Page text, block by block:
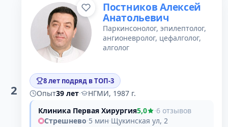
2
Постников Алексей
Анатольевич
Паркинсонолог, эпилептолог,
ангионевролог, цефалголог,
алголог
8 лет подряд в ТОП-3
Опыт39 лет·
НГМИ, 1987 г.
Клиника Первая Хирургия5,0 ·6 отзывов
Стрешнево·5 мин·Щукинская ул, 2